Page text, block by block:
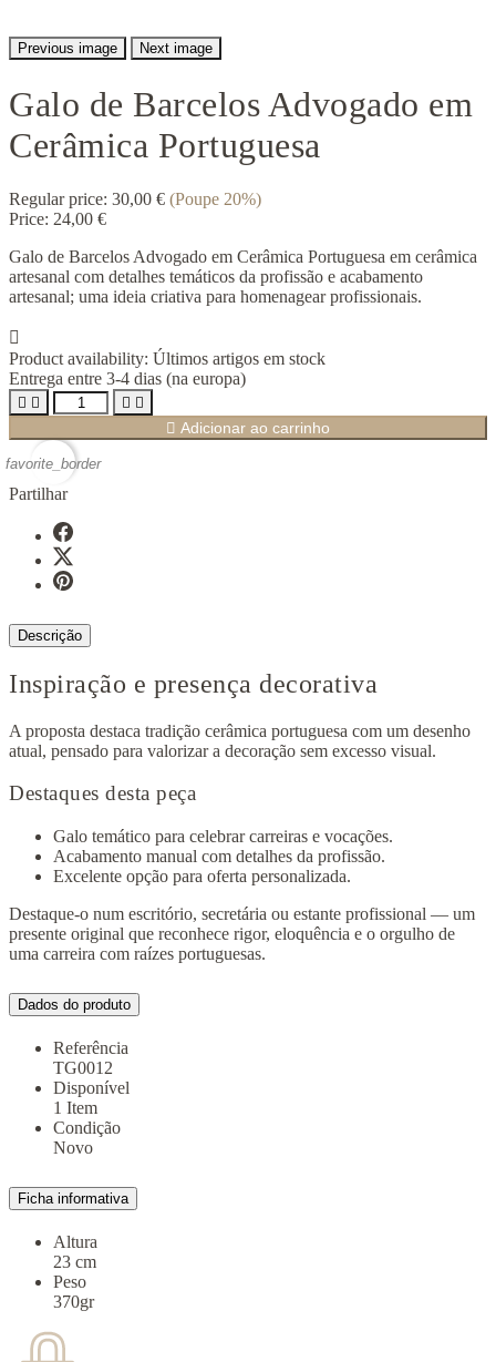
Previous image Next image
Galo de Barcelos Advogado em
Cerâmica Portuguesa
Regular price: 30,00 € (Poupe 20%)
Price: 24,00 €
Galo de Barcelos Advogado em Cerâmica Portuguesa em cerâmica
artesanal com detalhes temáticos da profissão e acabamento
artesanal; uma ideia criativa para homenagear profissionais.

Product availability: Últimos artigos em stock
Entrega entre 3-4 dias (na europa)
   
 Adicionar ao carrinho
favorite_border
Partilhar
Descrição
Inspiração e presença decorativa
A proposta destaca tradição cerâmica portuguesa com um desenho
atual, pensado para valorizar a decoração sem excesso visual.
Destaques desta peça
Galo temático para celebrar carreiras e vocações.
Acabamento manual com detalhes da profissão.
Excelente opção para oferta personalizada.
Destaque-o num escritório, secretária ou estante profissional — um
presente original que reconhece rigor, eloquência e o orgulho de
uma carreira com raízes portuguesas.
Dados do produto
Referência
TG0012
Disponível
1 Item
Condição
Novo
Ficha informativa
Altura
23 cm
Peso
370gr